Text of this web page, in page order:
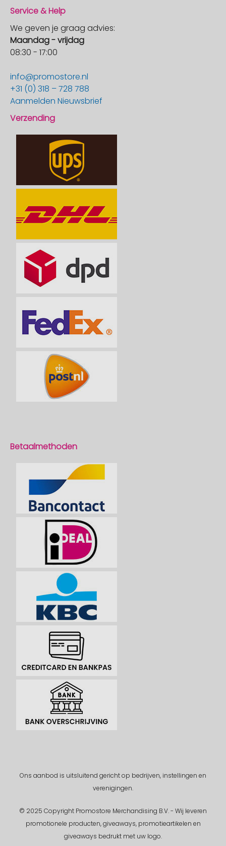
Service & Help
We geven je graag advies:
Maandag - vrijdag
08:30 - 17:00
info@promostore.nl
+31 (0) 318 – 728 788
Aanmelden Nieuwsbrief
Verzending
Betaalmethoden
Ons aanbod is uitsluitend gericht op bedrijven, instellingen en
verenigingen.
© 2025 Copyright Promostore Merchandising B.V. - Wij leveren
promotionele producten, giveaways, promotieartikelen en
giveaways bedrukt met uw logo.